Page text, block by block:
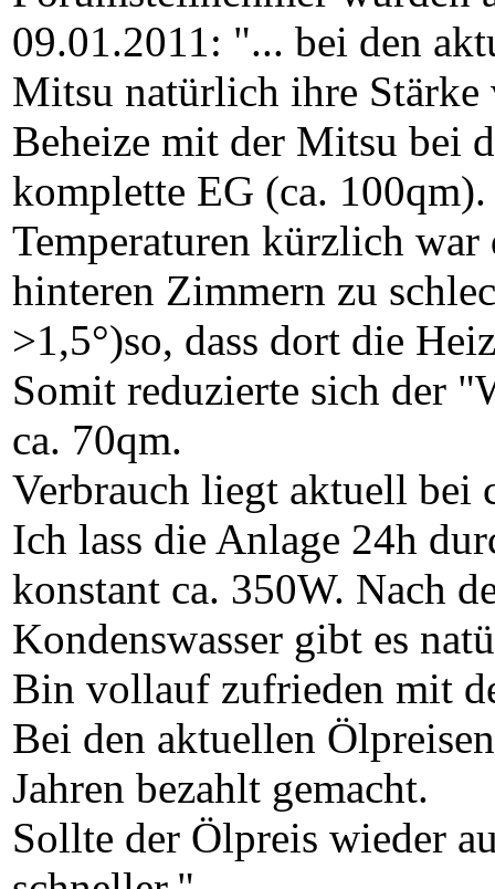
09.01.2011: "... bei den
Mitsu natürlich ihre Stärke
Beheize mit der Mitsu bei
komplette EG (ca.
Temperaturen kürzlich
hinteren Zimmern zu
>1,5°)so, dass dort die
Somit reduzierte sich der
ca. 70qm.
Verbrauch liegt aktuell bei
Ich lass die Anlage 24h
konstant ca. 350W. Nach
Kondenswasser gibt es
Bin vollauf zufrieden mit
Bei den aktuellen
Jahren bezahlt gemacht.
Sollte der Ölpreis wieder